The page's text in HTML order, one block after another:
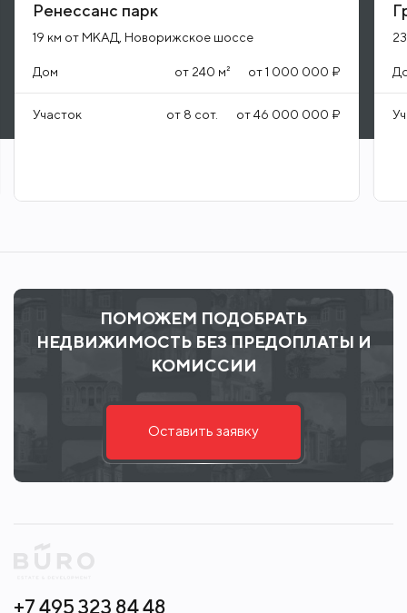
Ренессанс парк
19 км от МКАД, Новорижское шоссе
Дом от 240 м² от1 000 000 ₽
Участок от 8 сот. от46 000 000 ₽
ПОМОЖЕМ ПОДОБРАТЬ
НЕДВИЖИМОСТЬ БЕЗ ПРЕДОПЛАТЫ И
КОМИССИИ
Оставить заявку
+7 495 323 84 48